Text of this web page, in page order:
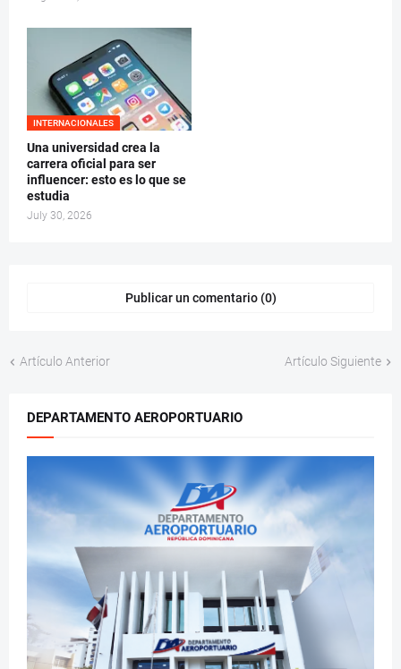
INTERNACIONALES
Una universidad crea la
carrera oficial para ser
influencer: esto es lo que se
estudia
July 30, 2026
Publicar un comentario (0)
Artículo Anterior Artículo Siguiente
DEPARTAMENTO AEROPORTUARIO